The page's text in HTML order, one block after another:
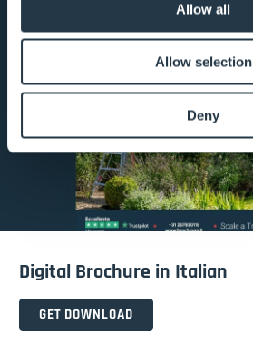
Allow all
Allow selection
Deny
Digital Brochure in Italian
GET DOWNLOAD